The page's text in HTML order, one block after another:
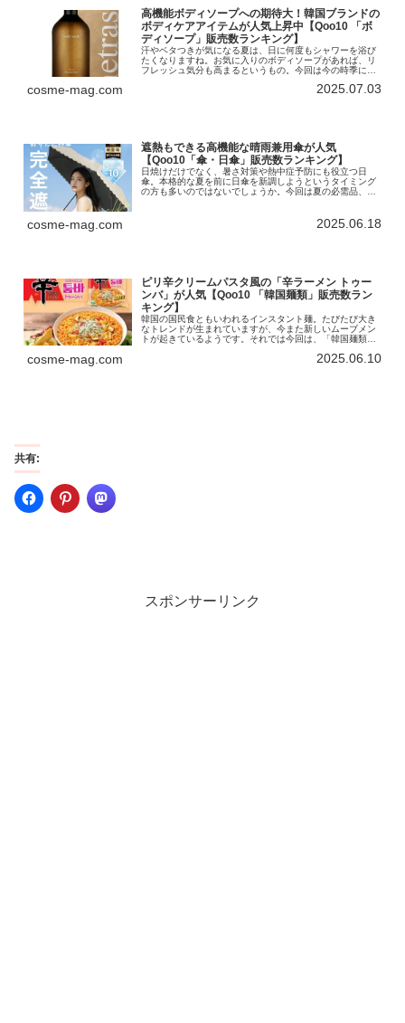
高機能ボディソープへの期待大！韓国ブランドの
ボディケアアイテムが人気上昇中【Qoo10 「ボ
ディソープ」販売数ランキング】
汗やベタつきが気になる夏は、日に何度もシャワーを浴び
たくなりますね。お気に入りのボディソープがあれば、リ
フレッシュ気分も高まるというもの。今回は今の時季にぴ
cosme-mag.com 2025.07.03
遮熱もできる高機能な晴雨兼用傘が人気
【Qoo10「傘・日傘」販売数ランキング】
日焼けだけでなく、暑さ対策や熱中症予防にも役立つ日
傘。本格的な夏を前に日傘を新調しようというタイミング
の方も多いのではないでしょうか。今回は夏の必需品、
cosme-mag.com 2025.06.18
ピリ辛クリームパスタ風の「辛ラーメン トゥー
ンバ」が人気【Qoo10 「韓国麺類」販売数ラン
キング】
韓国の国民食ともいわれるインスタント麺。たびたび大き
なトレンドが生まれていますが、今また新しいムーブメン
トが起きているようです。それでは今回は、「韓国麺類」
cosme-mag.com 2025.06.10
共有:
スポンサーリンク